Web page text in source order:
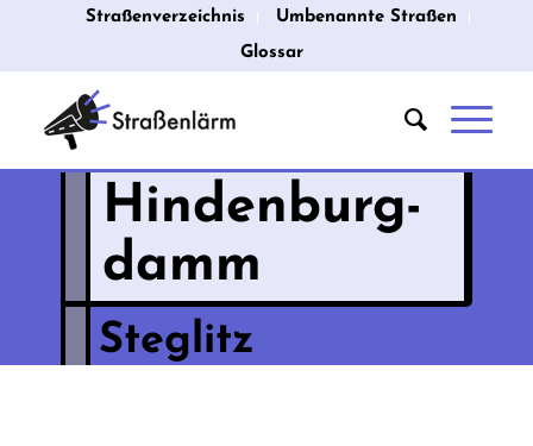
Straßenverzeichnis
Umbenannte Straßen
Glossar
Hindenburg­
damm
Steglitz